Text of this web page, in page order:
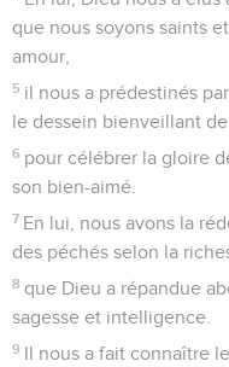
que nous soyons saints
amour,
5 il nous a prédestinés
le dessein bienveillant de
6 pour célébrer la gloire
son bien-aimé.
7 En lui, nous avons la
des péchés selon la
8 que Dieu a répandue
sagesse et intelligence.
9 Il nous a fait connaître